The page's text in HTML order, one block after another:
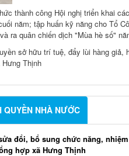
thành công Hội nghị triển khai các
năm; tập huấn kỹ năng cho Tổ
ra quân chiến dịch "Mùa hè số"
sở hữu trí tuệ, đẩy lùi hàng giả,
Thịnh
QUYỀN NHÀ NƯỚC
đổi, bổ sung chức năng,
hợp xã Hưng Thịnh